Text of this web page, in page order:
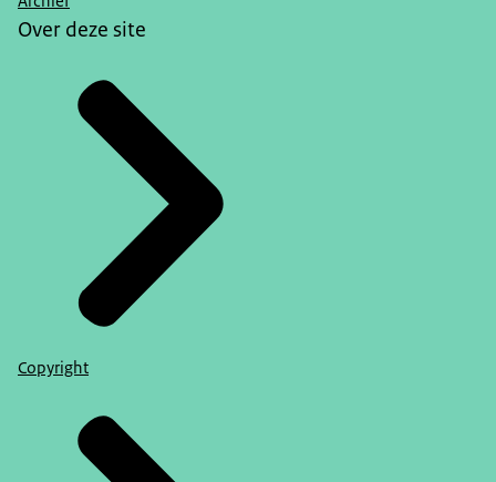
Over deze site
Copyright